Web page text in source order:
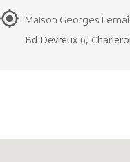
Maison Georges
Bd Devreux 6,